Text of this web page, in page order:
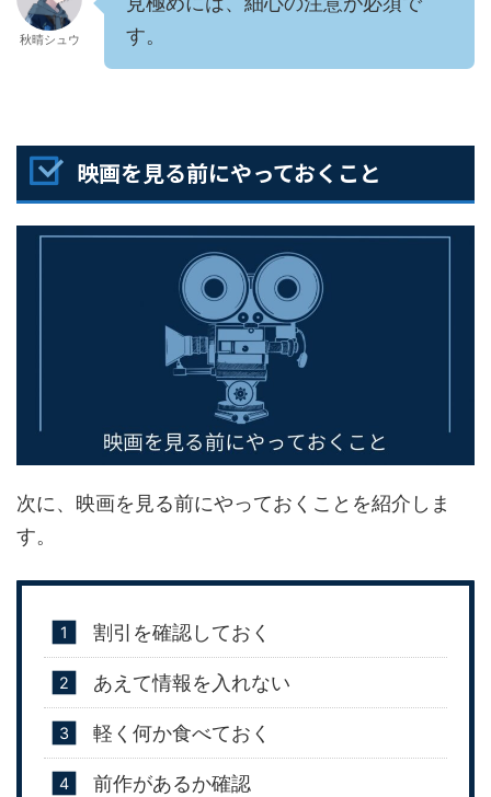
秋晴シュウ
す。
映画を見る前にやっておくこと
次に、映画を見る前にやっておくことを紹介しま
す。
割引を確認しておく
あえて情報を入れない
軽く何か食べておく
前作があるか確認